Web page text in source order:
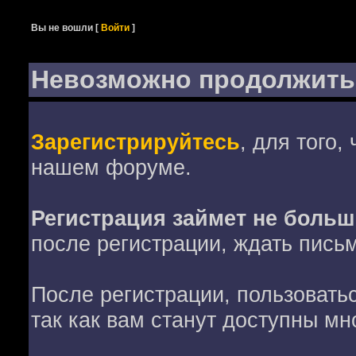
Вы не вошли [Войти ]
Невозможно продолжить
Зарегистрируйтесь, для того,
нашем форуме.
Регистрация займет не
после регистрации, ждать
После регистрации,
так как вам станут доступны